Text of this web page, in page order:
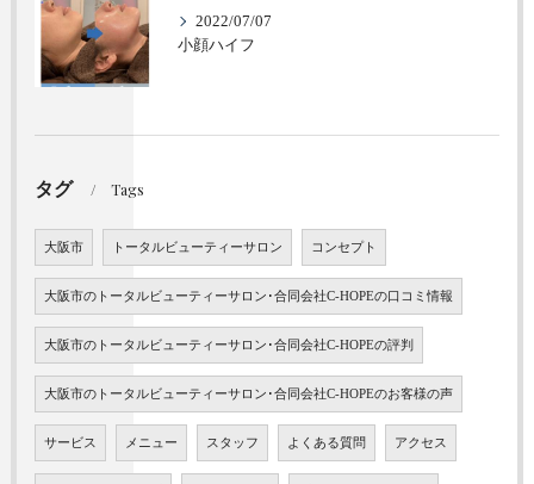
2022/07/07
小顔ハイフ
タグ Tags
大阪市 トータルビューティーサロン コンセプト
大阪市のトータルビューティーサロン･合同会社C-HOPEの口コミ情報
大阪市のトータルビューティーサロン･合同会社C-HOPEの評判
大阪市のトータルビューティーサロン･合同会社C-HOPEのお客様の声
サービス メニュー スタッフ よくある質問 アクセス